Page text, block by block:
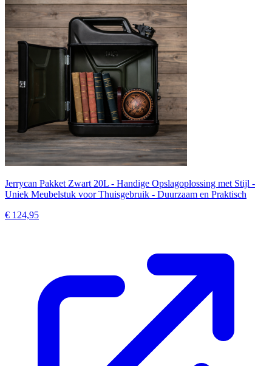
Jerrycan Pakket Zwart 20L - Handige Opslagoplossing met Stijl -
Uniek Meubelstuk voor Thuisgebruik - Duurzaam en Praktisch
€ 124,95